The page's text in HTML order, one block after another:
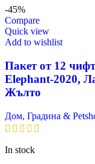
-45%
Compare
Quick view
Add to wishlist
Пакет от 12
Elephant-2020,
Жълто
Дом, Градина &
In stock